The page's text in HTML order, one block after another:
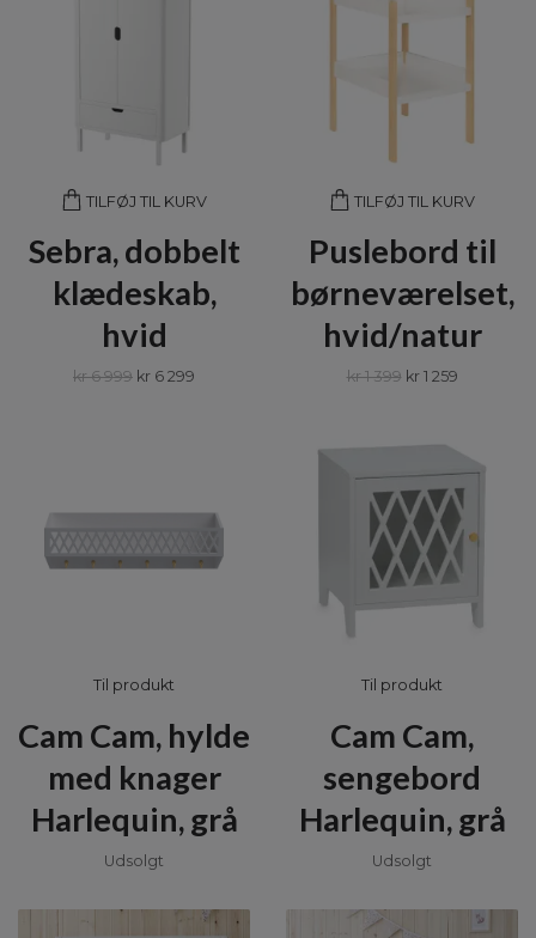
TILFØJ TIL KURV
Sebra, dobbelt
klædeskab,
hvid
kr 6 999 kr 6 299
TILFØJ TIL KURV
Puslebord til
børneværelset,
hvid/natur
kr 1 399 kr 1 259
Til produkt
Cam Cam, hylde
med knager
Harlequin, grå
Udsolgt
Til produkt
Cam Cam,
sengebord
Harlequin, grå
Udsolgt